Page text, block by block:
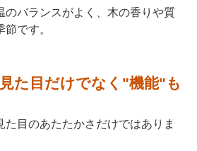
のバランスがよく、木の香りや質
です。
た目だけでなく"機能"も
た目のあたたかさだけではありま